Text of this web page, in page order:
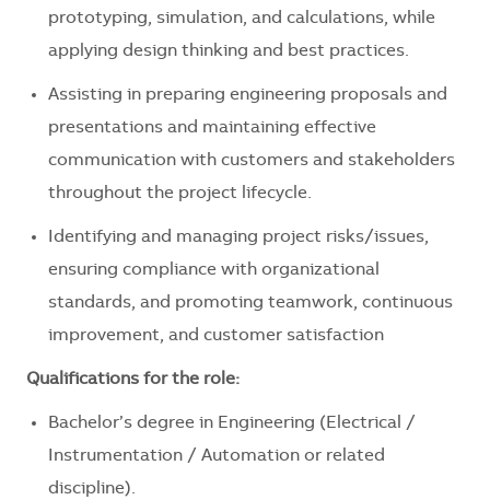
prototyping, simulation, and calculations, while
applying design thinking and best practices.
Assisting in preparing engineering proposals and
presentations and maintaining effective
communication with customers and stakeholders
throughout the project lifecycle.
Identifying and managing project risks/issues,
ensuring compliance with organizational
standards, and promoting teamwork, continuous
improvement, and customer satisfaction
Qualifications for the role:
Bachelor’s degree in Engineering (Electrical /
Instrumentation / Automation or related
discipline).